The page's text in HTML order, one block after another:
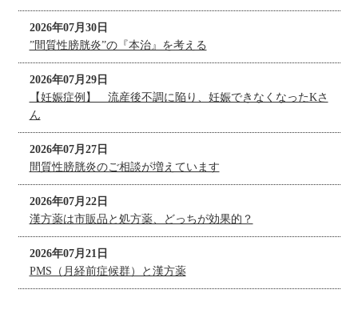
2026年07月30日
”間質性膀胱炎”の『本治』を考える
2026年07月29日
【妊娠症例】 流産後不調に陥り、妊娠できなくなったKさ
ん
2026年07月27日
間質性膀胱炎のご相談が増えています
2026年07月22日
漢方薬は市販品と処方薬、どっちが効果的？
2026年07月21日
PMS（月経前症候群）と漢方薬